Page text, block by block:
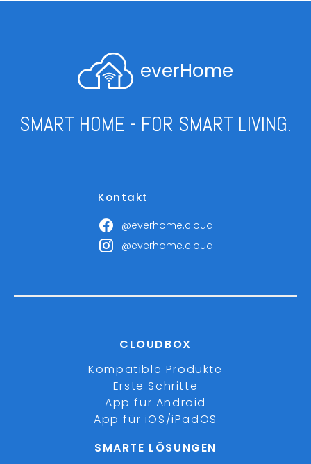
everHome
SMART HOME - FOR SMART LIVING.
Kontakt
@everhome.cloud
@everhome.cloud
CLOUDBOX
Kompatible Produkte
Erste Schritte
App für Android
App für iOS/iPadOS
SMARTE LÖSUNGEN